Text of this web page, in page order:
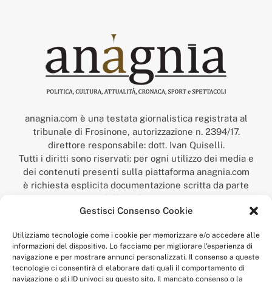
Gestisci Consenso Cookie
Utilizziamo tecnologie come i cookie per memorizzare e/o accedere alle
informazioni del dispositivo. Lo facciamo per migliorare l'esperienza di
navigazione e per mostrare annunci personalizzati. Il consenso a queste
tecnologie ci consentirà di elaborare dati quali il comportamento di
navigazione o gli ID univoci su questo sito. Il mancato consenso o la
anagnia.com è una testata giornalistica registrata al
tribunale di Frosinone, autorizzazione n. 2394/17.
direttore responsabile: dott. Ivan Quiselli.
Tutti i diritti sono riservati: per ogni utilizzo dei media e
dei contenuti presenti sulla piattaforma anagnia.com
è richiesta esplicita documentazione scritta da parte
della redazione.
“Anagnia” è un marchio registrato presso l’Ufficio Italiano
Economico,
num. registrazione: 302017000014044 del 9 febbraio 2017.
Per contatti:redazione@anagnia.com